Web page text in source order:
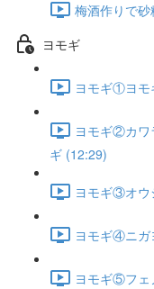
梅酒作りで
ヨモギ
ヨモギ①ヨモ
ヨモギ②カ
ギ (12:29)
ヨモギ③オ
ヨモギ④ニ
ヨモギ⑤フ